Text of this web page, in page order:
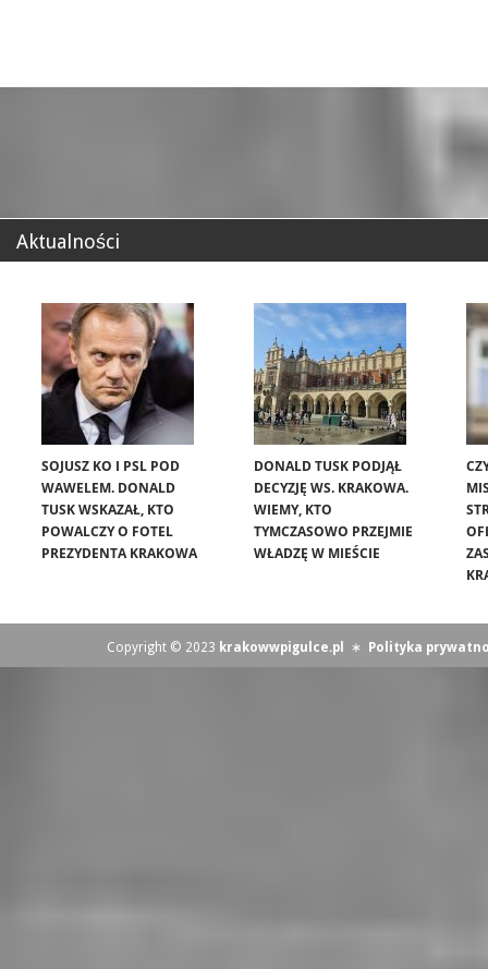
Aktualności
SOJUSZ KO I PSL POD
WAWELEM. DONALD
TUSK WSKAZAŁ, KTO
POWALCZY O FOTEL
PREZYDENTA KRAKOWA
DONALD TUSK PODJĄŁ
DECYZJĘ WS. KRAKOWA.
WIEMY, KTO
TYMCZASOWO PRZEJMIE
WŁADZĘ W MIEŚCIE
Copyright © 2023 krakowwpigulce.pl ∗ Polityka